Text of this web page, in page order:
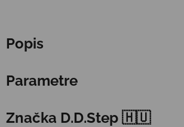
Popis
Parametre
Značka D.D.Step 🇭🇺